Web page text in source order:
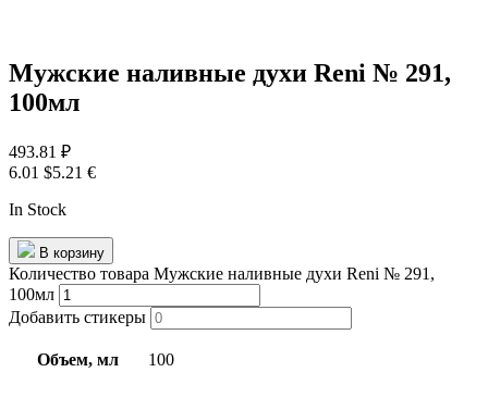
Мужские наливные духи Reni № 291,
100мл
493.81 ₽
6.01 $5.21 €
In Stock
В корзину
Количество товара Мужские наливные духи Reni № 291,
100мл
Добавить стикеры
Объем, мл 100